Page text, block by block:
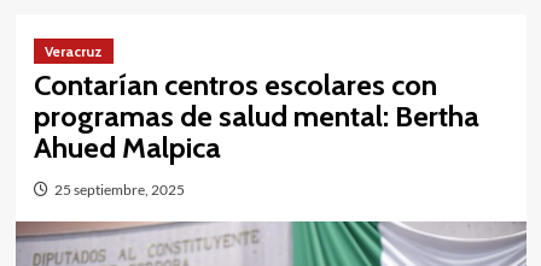
Veracruz
Contarían centros escolares con
programas de salud mental: Bertha
Ahued Malpica
25 septiembre, 2025